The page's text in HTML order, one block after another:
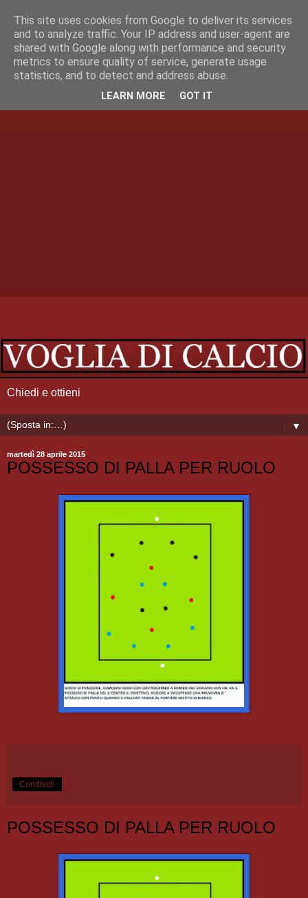
Chiedi e ottieni
▼
martedì 28 aprile 2015
POSSESSO DI PALLA PER RUOLO
Condividi
POSSESSO DI PALLA PER RUOLO
This site uses cookies from Google to deliver its services
and to analyze traffic. Your IP address and user-agent are
shared with Google along with performance and security
metrics to ensure quality of service, generate usage
statistics, and to detect and address abuse.
LEARN MORE GOT IT